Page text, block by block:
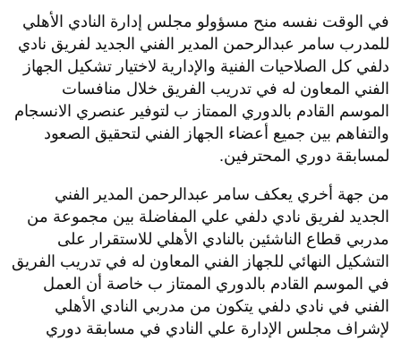
في الوقت نفسه منح مسؤولو مجلس إدارة النادي الأهلي
للمدرب سامر عبدالرحمن المدير الفني الجديد لفريق نادي
دلفي كل الصلاحيات الفنية والإدارية لاختيار تشكيل الجهاز
الفني المعاون له في تدريب الفريق خلال منافسات
الموسم القادم بالدوري الممتاز ب لتوفير عنصري الانسجام
والتفاهم بين جميع أعضاء الجهاز الفني لتحقيق الصعود
لمسابقة دوري المحترفين.
من جهة أخري يعكف سامر عبدالرحمن المدير الفني
الجديد لفريق نادي دلفي علي المفاضلة بين مجموعة من
مدربي قطاع الناشئين بالنادي الأهلي للاستقرار على
التشكيل النهائي للجهاز الفني المعاون له في تدريب الفريق
في الموسم القادم بالدوري الممتاز ب خاصة أن العمل
الفني في نادي دلفي يتكون من مدربي النادي الأهلي
لإشراف مجلس الإدارة علي النادي في مسابقة دوري